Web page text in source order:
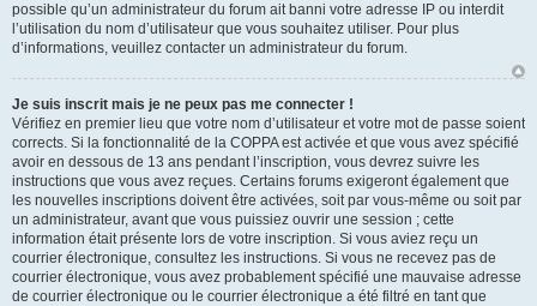
possible qu’un administrateur du forum ait banni votre adresse IP ou interdit
l’utilisation du nom d’utilisateur que vous souhaitez utiliser. Pour plus
d’informations, veuillez contacter un administrateur du forum.
Je suis inscrit mais je ne peux pas me connecter !
Vérifiez en premier lieu que votre nom d’utilisateur et votre mot de passe soient
corrects. Si la fonctionnalité de la COPPA est activée et que vous avez spécifié
avoir en dessous de 13 ans pendant l’inscription, vous devrez suivre les
instructions que vous avez reçues. Certains forums exigeront également que
les nouvelles inscriptions doivent être activées, soit par vous-même ou soit par
un administrateur, avant que vous puissiez ouvrir une session ; cette
information était présente lors de votre inscription. Si vous aviez reçu un
courrier électronique, consultez les instructions. Si vous ne recevez pas de
courrier électronique, vous avez probablement spécifié une mauvaise adresse
de courrier électronique ou le courrier électronique a été filtré en tant que